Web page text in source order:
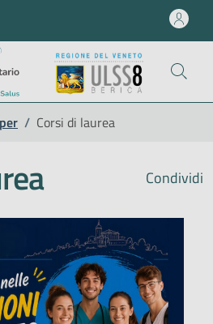
/ Corsi di laurea
Condividi